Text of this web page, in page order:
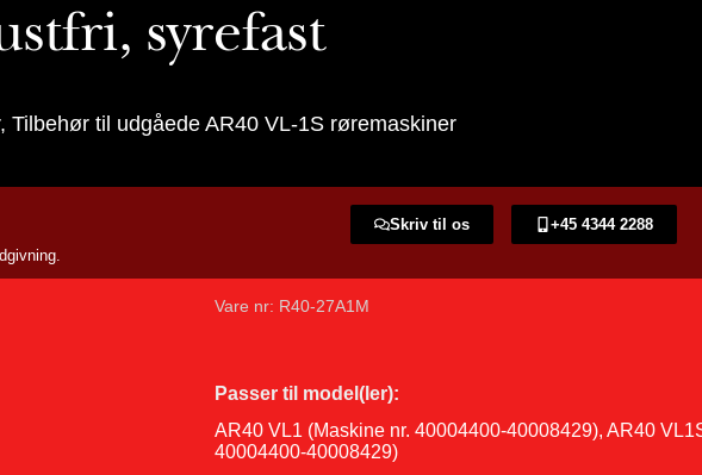
syrefast
til udgåede AR40 VL-1S røremaskiner
Skriv til os +45 4344 2288
Vare nr: R40-27A1M
Passer til model(ler):
AR40 VL1 (Maskine nr. 40004400-40008429), AR40
40004400-40008429)